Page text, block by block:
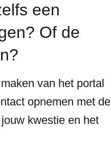
een
Of de
van het portal
opnemen met de
kwestie en het